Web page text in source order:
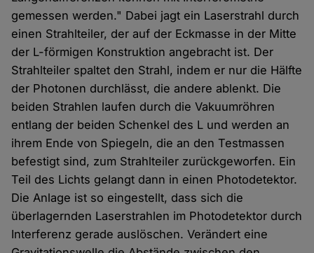
gemessen werden." Dabei jagt ein Laserstrahl durch
einen Strahlteiler, der auf der Eckmasse in der Mitte
der L-förmigen Konstruktion angebracht ist. Der
Strahlteiler spaltet den Strahl, indem er nur die Hälfte
der Photonen durchlässt, die andere ablenkt. Die
beiden Strahlen laufen durch die Vakuumröhren
entlang der beiden Schenkel des L und werden an
ihrem Ende von Spiegeln, die an den Testmassen
befestigt sind, zum Strahlteiler zurückgeworfen. Ein
Teil des Lichts gelangt dann in einen Photodetektor.
Die Anlage ist so eingestellt, dass sich die
überlagernden Laserstrahlen im Photodetektor durch
Interferenz gerade auslöschen. Verändert eine